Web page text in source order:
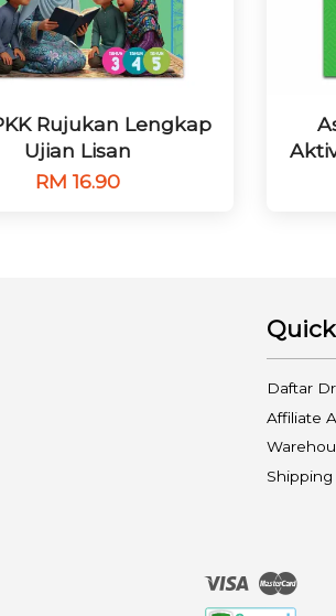
Rujukan Lengkap
Ujian Lisan
RM 16.90
Daftar
Affiliate
Shipping
Visa